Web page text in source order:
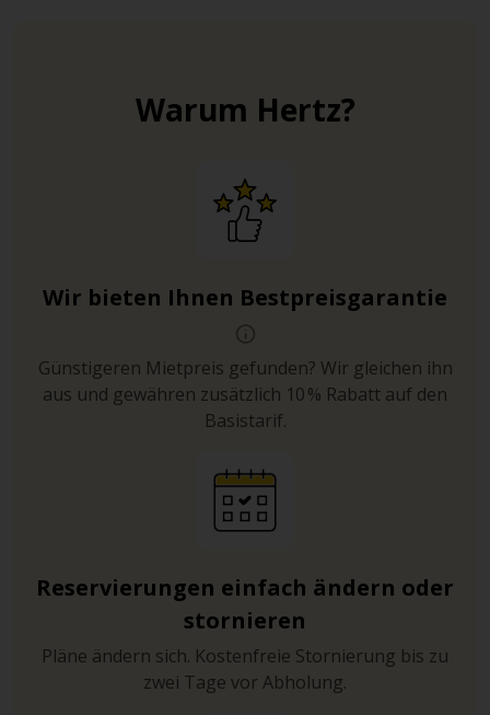
Warum Hertz?
Wir bieten Ihnen Bestpreisgarantie
Günstigeren Mietpreis gefunden? Wir gleichen ihn
aus und gewähren zusätzlich 10 % Rabatt auf den
Basistarif.
Reservierungen einfach ändern oder
stornieren
Pläne ändern sich. Kostenfreie Stornierung bis zu
zwei Tage vor Abholung.